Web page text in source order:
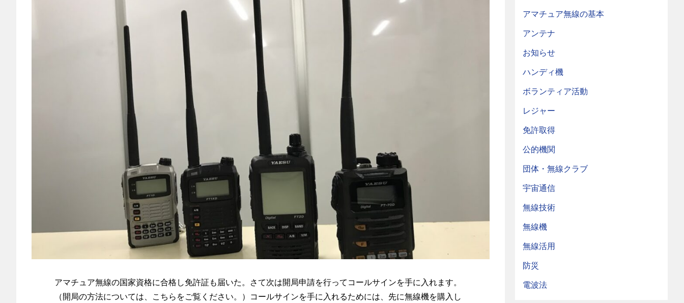
アマチュア無線の国家資格に合格し免許証も届いた。さて次は開局申請を行ってコールサインを手に入れます。
（開局の方法については、こちらをご覧ください。）コールサインを手に入れるためには、先に無線機を購入し
アマチュア無線の基本
アンテナ
お知らせ
ハンディ機
ボランティア活動
レジャー
免許取得
公的機関
団体・無線クラブ
宇宙通信
無線技術
無線機
無線活用
防災
電波法